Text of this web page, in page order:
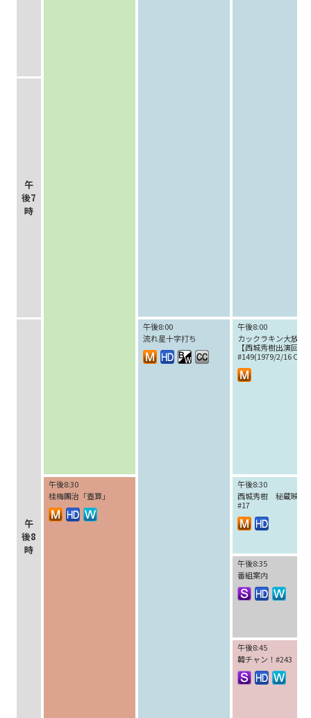
午
後7
時
午
後8
時
午後8:00
流れ星十字打ち
午後8:00
カックラキン大放送!!
【西城秀樹出演回】
#149(1979/2/16 O.A.)
午後8:30
桂梅團治「壺算」
午後8:30
西城秀樹 秘蔵映像
#17
午後8:35
番組案内
午後8:45
韓チャン！#243